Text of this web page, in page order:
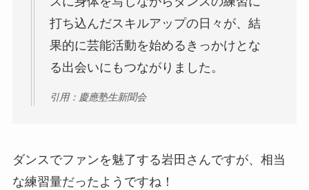
打ち込んだスキルアップの日々が、結
果的に芸能活動を始めるきっかけとな
る出会いにもつながりました。
引用：慶應塾生新聞会
ダンスでファンを魅了する岩田さんですが、相当
な練習量だったようですね！